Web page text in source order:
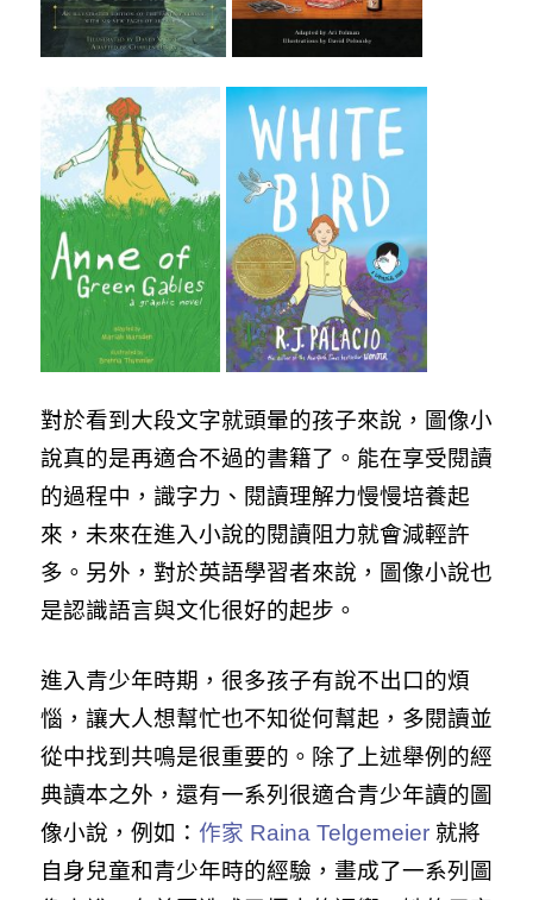
對於看到大段文字就頭暈的孩子來說，圖像小
說真的是再適合不過的書籍了。能在享受閱讀
的過程中，識字力、閱讀理解力慢慢培養起
來，未來在進入小說的閱讀阻力就會減輕許
多。另外，對於英語學習者來說，圖像小說也
是認識語言與文化很好的起步。
進入青少年時期，很多孩子有說不出口的煩
惱，讓大人想幫忙也不知從何幫起，多閱讀並
從中找到共鳴是很重要的。除了上述舉例的經
典讀本之外，還有一系列很適合青少年讀的圖
像小說，例如： 作家 Raina Telgemeier就將
自身兒童和青少年時的經驗，畫成了一系列圖